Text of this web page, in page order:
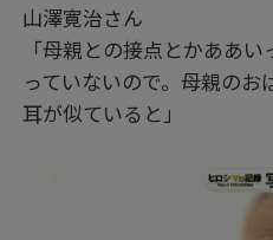
山澤寛治さん
「母親との接点とかああ
っていないので。母親の
耳が似ていると」